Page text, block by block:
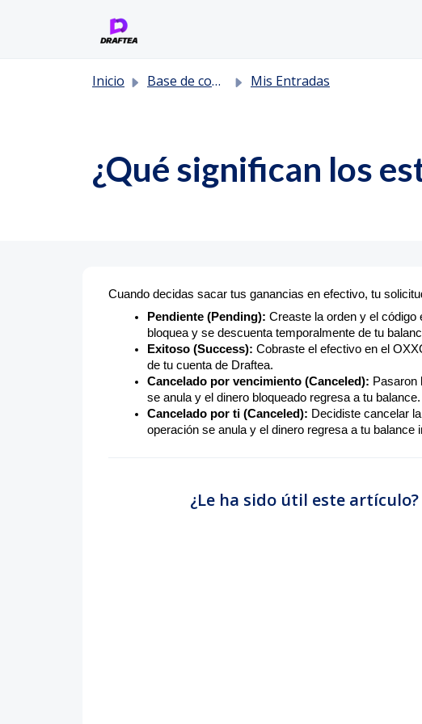
Inicio Base de conocimientos Mis Entradas
¿Qué significan los
Cuando decidas sacar tus ganancias en efectivo, tu
Pendiente (Pending): Creaste la orden y el
bloquea y se descuenta temporalmente de tu
Exitoso (Success): Cobraste el efectivo en el
de tu cuenta de Draftea.
Cancelado por vencimiento (Canceled): Pasaron
se anula y el dinero bloqueado regresa a tu balance.
Cancelado por ti (Canceled): Decidiste cancelar
operación se anula y el dinero regresa a tu balance
¿Le ha sido útil este artículo?